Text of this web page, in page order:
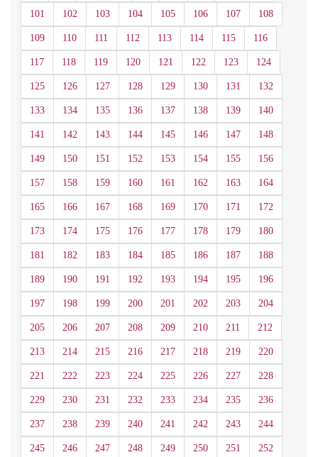
101 102 103 104 105 106 107 108
109 110 111 112 113 114 115 116
117 118 119 120 121 122 123 124
125 126 127 128 129 130 131 132
133 134 135 136 137 138 139 140
141 142 143 144 145 146 147 148
149 150 151 152 153 154 155 156
157 158 159 160 161 162 163 164
165 166 167 168 169 170 171 172
173 174 175 176 177 178 179 180
181 182 183 184 185 186 187 188
189 190 191 192 193 194 195 196
197 198 199 200 201 202 203 204
205 206 207 208 209 210 211 212
213 214 215 216 217 218 219 220
221 222 223 224 225 226 227 228
229 230 231 232 233 234 235 236
237 238 239 240 241 242 243 244
245 246 247 248 249 250 251 252